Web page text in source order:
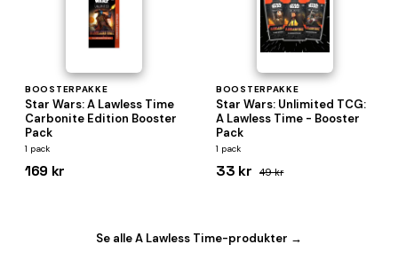
BOOSTERPAKKE
Star Wars: A Lawless Time
Carbonite Edition Booster
Pack
1 pack
169 kr
BOOSTERPAKKE
Star Wars: Unlimited TCG:
A Lawless Time - Booster
Pack
1 pack
33 kr 49 kr
Se alle A Lawless Time-produkter →